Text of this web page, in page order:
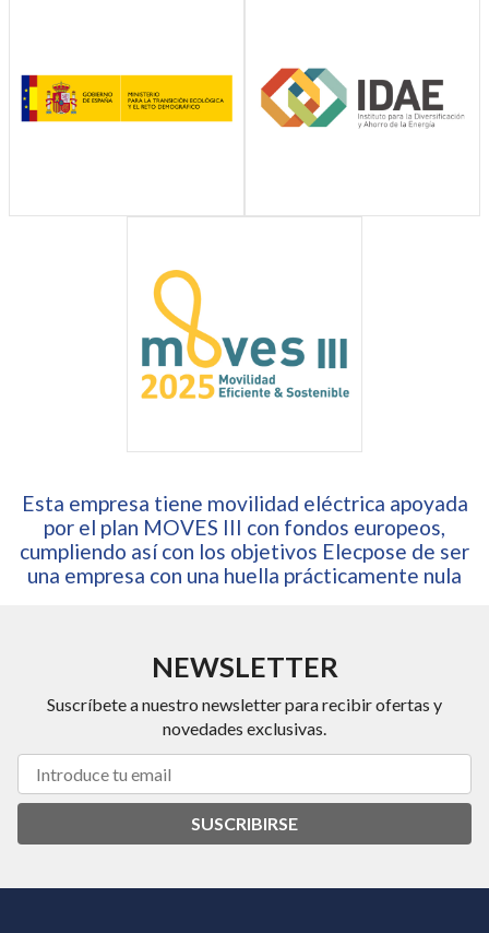
Esta empresa tiene movilidad eléctrica apoyada
por el plan MOVES III con fondos europeos,
cumpliendo así con los objetivos Elecpose de ser
una empresa con una huella prácticamente nula
NEWSLETTER
Suscríbete a nuestro newsletter para recibir ofertas y
novedades exclusivas.
SUSCRIBIRSE